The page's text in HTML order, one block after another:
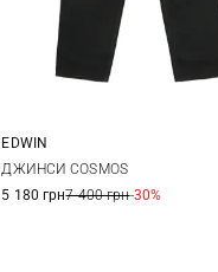
29 30
EDWIN
ДЖИНСИ COSMOS
5 180 грн7 400 грн-30%